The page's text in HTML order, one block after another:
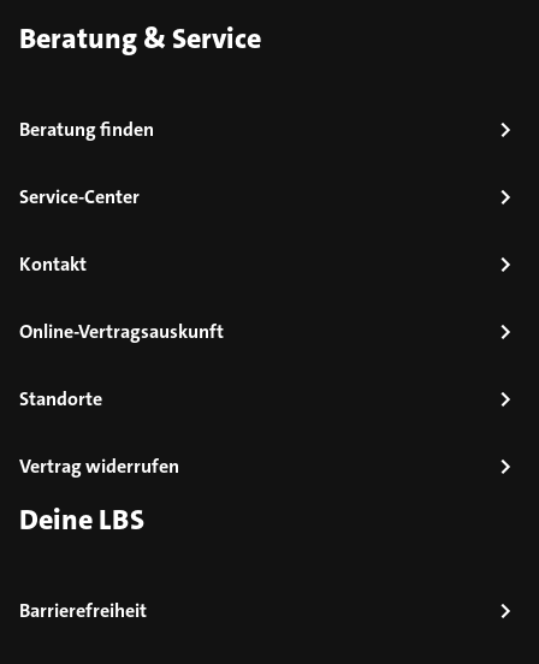
Beratung & Service
Beratung finden
Service-Center
Kontakt
Online-Vertragsauskunft
Standorte
Vertrag widerrufen
Deine LBS
Barrierefreiheit